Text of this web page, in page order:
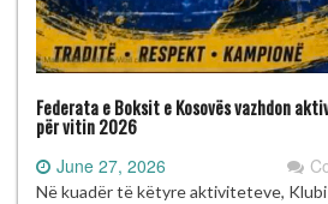
Federata e Boksit e Kosovës vazhdon
për vitin 2026
June 27, 2026
Në kuadër të këtyre aktiviteteve, Klubi